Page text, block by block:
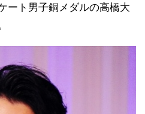
ート男子銅メダルの高橋大